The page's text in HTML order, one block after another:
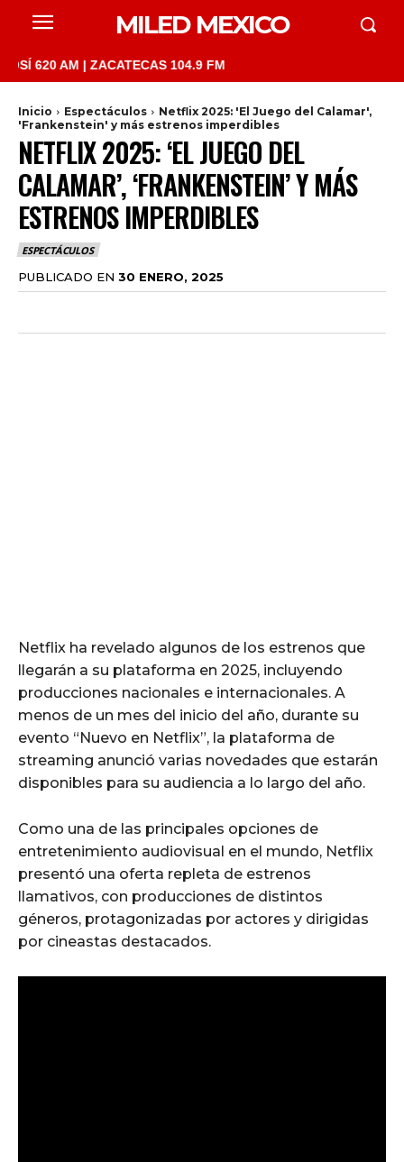
MILED MEXICO
| ZACATECAS 104.9 FM
Inicio Espectáculos
Netflix 2025: 'El Juego del Calamar',
'Frankenstein' y más estrenos imperdibles
NETFLIX 2025: ‘EL JUEGO DEL
CALAMAR’, ‘FRANKENSTEIN’ Y MÁS
ESTRENOS IMPERDIBLES
ESPECTÁCULOS
PUBLICADO EN 30 ENERO, 2025
Netflix ha revelado algunos de los estrenos que
llegarán a su plataforma en 2025, incluyendo
producciones nacionales e internacionales. A
menos de un mes del inicio del año, durante su
evento “Nuevo en Netflix”, la plataforma de
streaming anunció varias novedades que estarán
disponibles para su audiencia a lo largo del año.
Como una de las principales opciones de
entretenimiento audiovisual en el mundo, Netflix
presentó una oferta repleta de estrenos
llamativos, con producciones de distintos
géneros, protagonizadas por actores y dirigidas
por cineastas destacados.